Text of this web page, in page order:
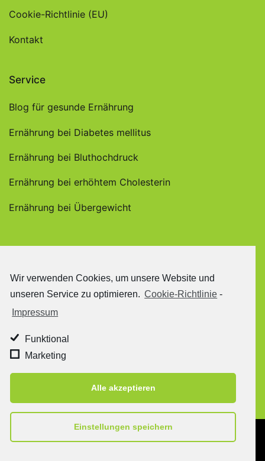
Wir verwenden Cookies, um unsere Website und
unseren Service zu optimieren. Cookie-Richtlinie -
Impressum
Funktional
Marketing
Alle akzeptieren
Einstellungen speichern
Cookie-Richtlinie (EU)
Kontakt
Service
Blog für gesunde Ernährung
Ernährung bei Diabetes mellitus
Ernährung bei Bluthochdruck
Ernährung bei erhöhtem Cholesterin
Ernährung bei Übergewicht
Copyright © 2020 Daniela Rüttgers - All Rights